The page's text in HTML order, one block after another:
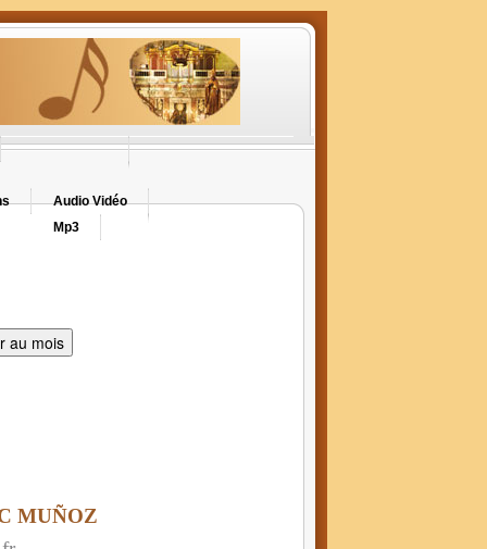
Audio Vidéo
Mp3
au mois
MUÑOZ